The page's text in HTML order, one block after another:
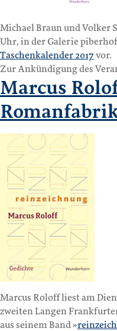
Michael Braun und Volker
Uhr, in der Galerie
Taschenkalender 2017 vor.
Zur Ankündigung des
Marcus
Marcus Roloff liest am
zweiten Langen
aus seinem Band »